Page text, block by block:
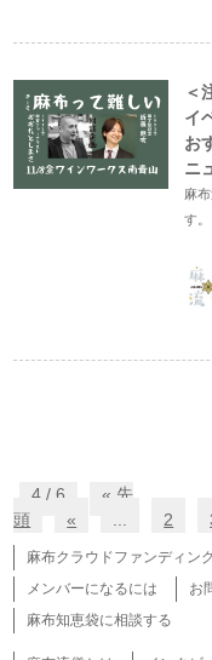
＜
イ
お
ニ
麻
す。
4 / 6
« 先
頭
« 2
麻布クラウドファンディン
メンバーになるには
お
麻布知恵袋に相談する